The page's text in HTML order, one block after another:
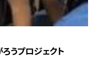
うプロジェクト